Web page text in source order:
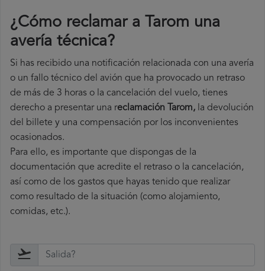
¿Cómo reclamar a Tarom una
avería técnica?
Si has recibido una notificación relacionada con una avería
o un fallo técnico del avión que ha provocado un retraso
de más de 3 horas o la cancelación del vuelo, tienes
derecho a presentar una reclamación Tarom, la devolución
del billete y una compensación por los inconvenientes
ocasionados.
Para ello, es importante que dispongas de la
documentación que acredite el retraso o la cancelación,
así como de los gastos que hayas tenido que realizar
como resultado de la situación (como alojamiento,
comidas, etc.).